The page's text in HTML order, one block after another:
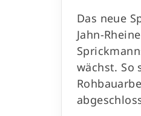
Das neue
Jahn-
wächst. So
Impressum|